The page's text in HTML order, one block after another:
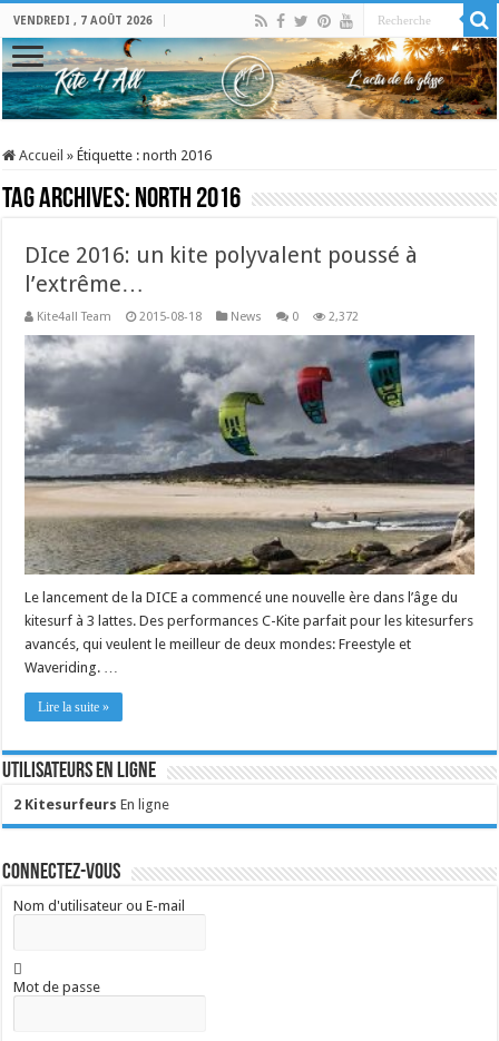
VENDREDI , 7 AOÛT 2026
Accueil » Étiquette :north 2016
Tag Archives: north 2016
DIce 2016: un kite polyvalent poussé à
l’extrême…
Kite4all Team 2015-08-18 News 0 2,372
Le lancement de la DICE a commencé une nouvelle ère dans l’âge du
kitesurf à 3 lattes. Des performances C-Kite parfait pour les kitesurfers
avancés, qui veulent le meilleur de deux mondes: Freestyle et
Waveriding. …
Lire la suite »
Utilisateurs en ligne
2 Kitesurfeurs En ligne
Connectez-vous
Nom d'utilisateur ou E-mail
Mot de passe